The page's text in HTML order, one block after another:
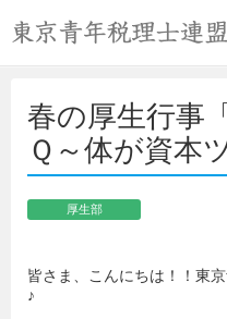
春の厚生行事
Ｑ～体が資本
厚生部
皆さま、こんにちは！！東
♪